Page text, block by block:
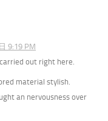
9:19 PM
out right here.
material stylish.
an nervousness over